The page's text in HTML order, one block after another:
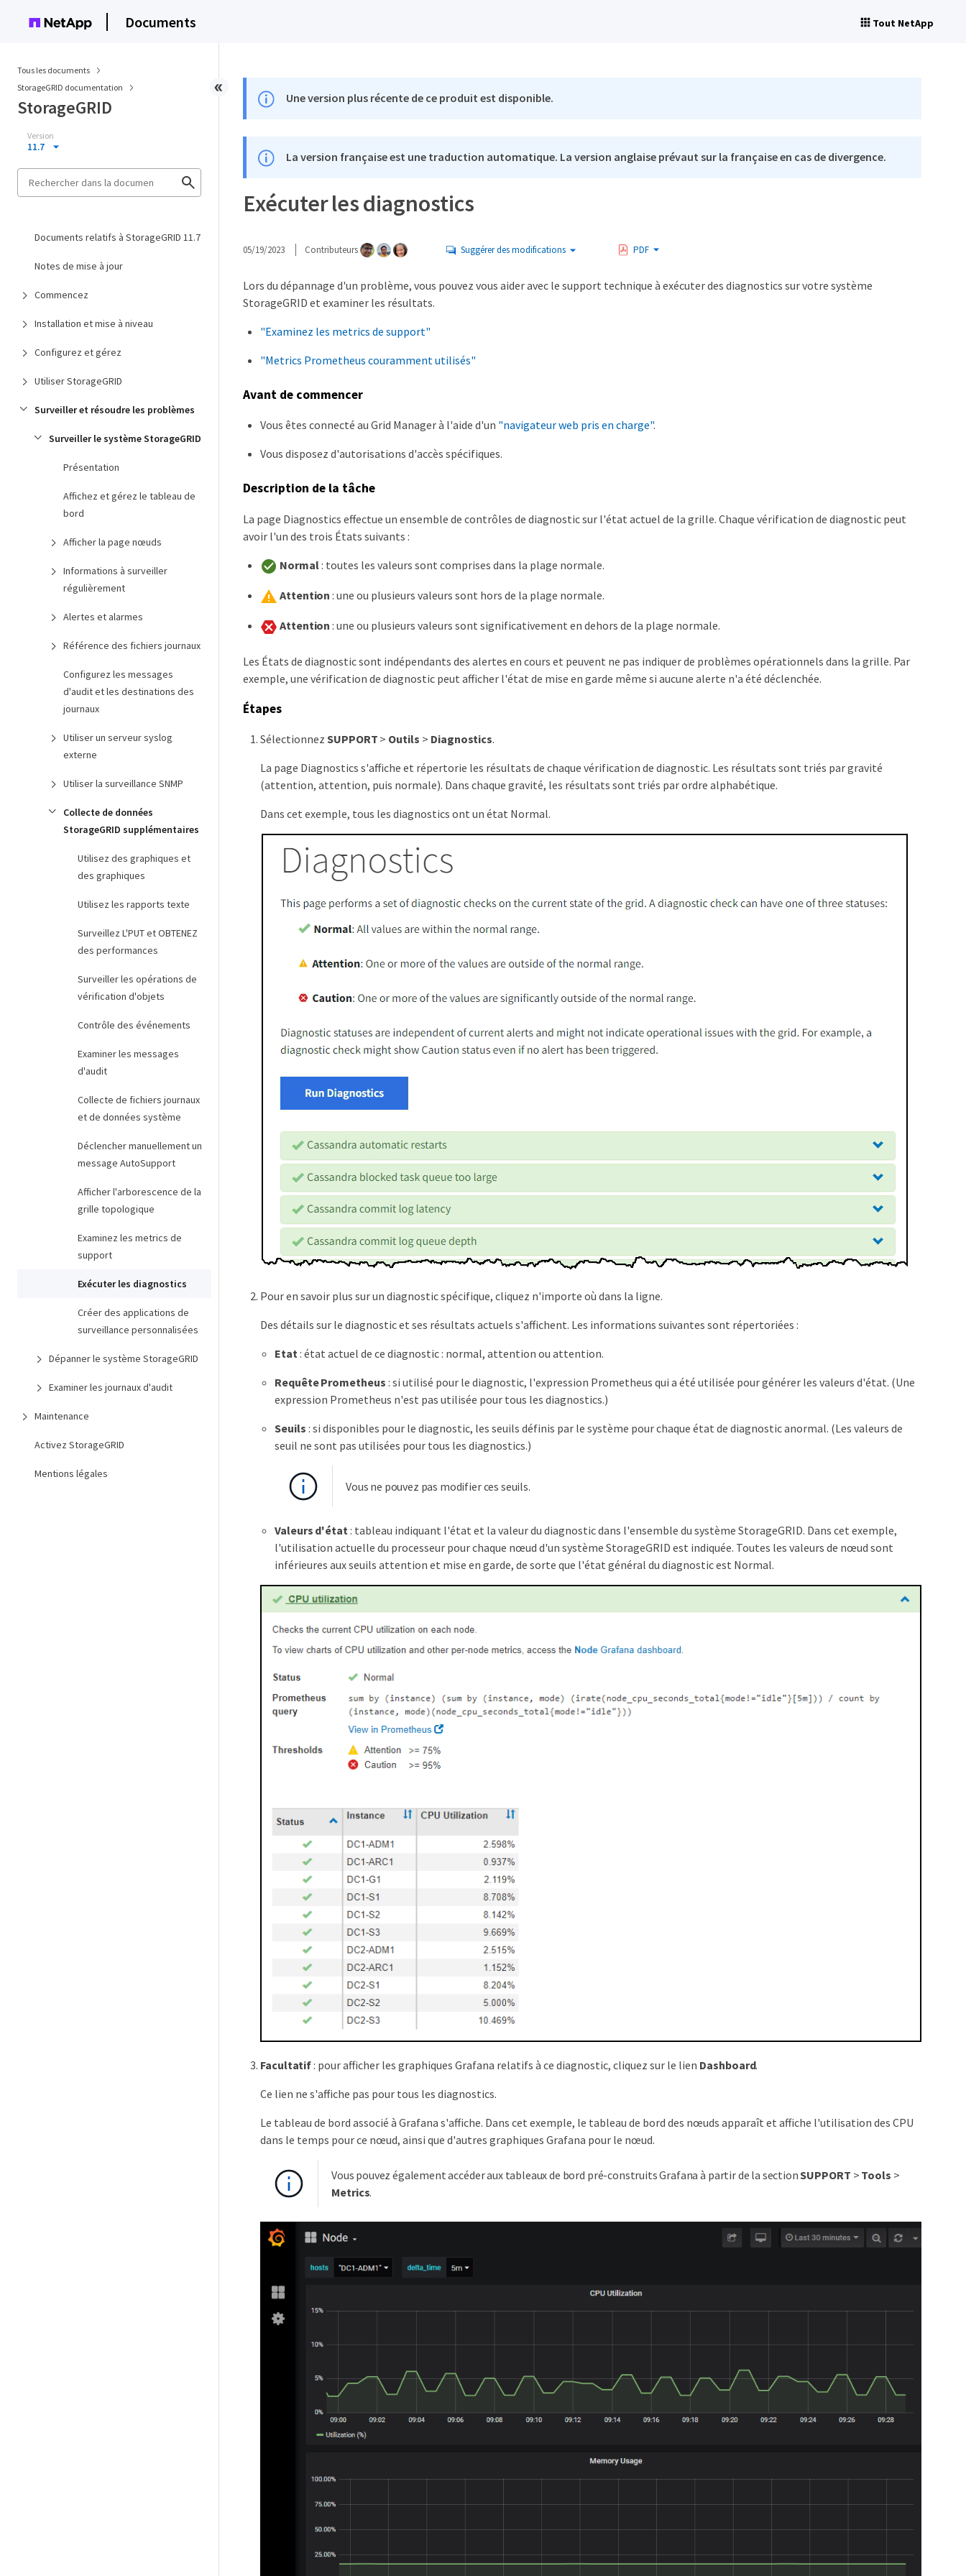
Documents Tout NetApp
Tous les documents
StorageGRID documentation
StorageGRID
Version
11.7
Documents relatifs à StorageGRID 11.7
Notes de mise à jour
Commencez
Installation et mise à niveau
Configurez et gérez
Utiliser StorageGRID
Surveiller et résoudre les problèmes
Surveiller le système StorageGRID
Présentation
Affichez et gérez le tableau de
bord
Afficher la page nœuds
Informations à surveiller
régulièrement
Alertes et alarmes
Référence des fichiers journaux
Configurez les messages
d'audit et les destinations des
journaux
Utiliser un serveur syslog
externe
Utiliser la surveillance SNMP
Collecte de données
StorageGRID supplémentaires
Utilisez des graphiques et
des graphiques
Utilisez les rapports texte
Surveillez L'PUT et OBTENEZ
des performances
Surveiller les opérations de
vérification d'objets
Contrôle des événements
Examiner les messages
d'audit
Collecte de fichiers journaux
et de données système
Déclencher manuellement un
message AutoSupport
Afficher l'arborescence de la
grille topologique
Examinez les metrics de
support
Exécuter les diagnostics
Créer des applications de
surveillance personnalisées
Dépanner le système StorageGRID
Examiner les journaux d'audit
Maintenance
Activez StorageGRID
Mentions légales
Une version plus récente de ce produit est disponible.
La version française est une traduction automatique. La version anglaise prévaut sur la française en cas de divergence.
Exécuter les diagnostics
05/19/2023 Contributeurs Suggérer des modifications PDF
Lors du dépannage d'un problème, vous pouvez vous aider avec le support technique à exécuter des diagnostics sur votre système
StorageGRID et examiner les résultats.
"Examinez les metrics de support"
"Metrics Prometheus couramment utilisés"
Avant de commencer
Vous êtes connecté au Grid Manager à l'aide d'un "navigateur web pris en charge".
Vous disposez d'autorisations d'accès spécifiques.
Description de la tâche
La page Diagnostics effectue un ensemble de contrôles de diagnostic sur l'état actuel de la grille. Chaque vérification de diagnostic peut
avoir l'un des trois États suivants :
Normal: toutes les valeurs sont comprises dans la plage normale.
Attention : une ou plusieurs valeurs sont hors de la plage normale.
Attention : une ou plusieurs valeurs sont significativement en dehors de la plage normale.
Les États de diagnostic sont indépendants des alertes en cours et peuvent ne pas indiquer de problèmes opérationnels dans la grille. Par
exemple, une vérification de diagnostic peut afficher l'état de mise en garde même si aucune alerte n'a été déclenchée.
Étapes
Sélectionnez SUPPORT > Outils > Diagnostics.
La page Diagnostics s'affiche et répertorie les résultats de chaque vérification de diagnostic. Les résultats sont triés par gravité
(attention, attention, puis normale). Dans chaque gravité, les résultats sont triés par ordre alphabétique.
Dans cet exemple, tous les diagnostics ont un état Normal.
Pour en savoir plus sur un diagnostic spécifique, cliquez n'importe où dans la ligne.
Des détails sur le diagnostic et ses résultats actuels s'affichent. Les informations suivantes sont répertoriées :
Etat: état actuel de ce diagnostic : normal, attention ou attention.
Requête Prometheus : si utilisé pour le diagnostic, l'expression Prometheus qui a été utilisée pour générer les valeurs d'état. (Une
expression Prometheus n'est pas utilisée pour tous les diagnostics.)
Seuils : si disponibles pour le diagnostic, les seuils définis par le système pour chaque état de diagnostic anormal. (Les valeurs de
seuil ne sont pas utilisées pour tous les diagnostics.)
Vous ne pouvez pas modifier ces seuils.
Valeurs d'état: tableau indiquant l'état et la valeur du diagnostic dans l'ensemble du système StorageGRID. Dans cet exemple,
l'utilisation actuelle du processeur pour chaque nœud d'un système StorageGRID est indiquée. Toutes les valeurs de nœud sont
inférieures aux seuils attention et mise en garde, de sorte que l'état général du diagnostic est Normal.
Facultatif: pour afficher les graphiques Grafana relatifs à ce diagnostic, cliquez sur le lien Dashboard.
Ce lien ne s'affiche pas pour tous les diagnostics.
Le tableau de bord associé à Grafana s'affiche. Dans cet exemple, le tableau de bord des nœuds apparaît et affiche l'utilisation des CPU
dans le temps pour ce nœud, ainsi que d'autres graphiques Grafana pour le nœud.
Vous pouvez également accéder aux tableaux de bord pré-construits Grafana à partir de la sectionSUPPORT > Tools >
Metrics.